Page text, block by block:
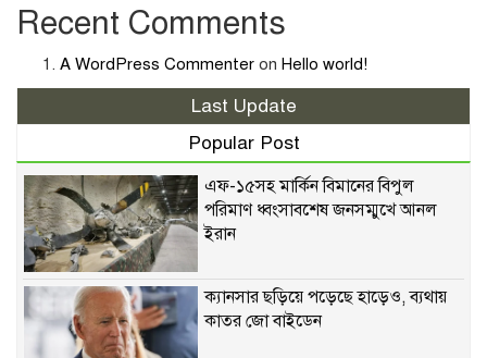
Recent Comments
A WordPress Commenter on Hello world!
Last Update
Popular Post
এফ-১৫সহ মার্কিন বিমানের বিপুল
পরিমাণ ধ্বংসাবশেষ জনসম্মুখে আনল
ইরান
ক্যানসার ছড়িয়ে পড়েছে হাড়েও, ব্যথায়
কাতর জো বাইডেন